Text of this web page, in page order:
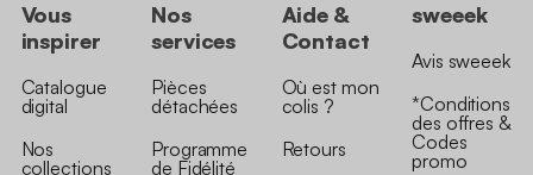
Vous
inspirer
Catalogue
digital
Nos
collections
Nos
services
Pièces
détachées
Programme
de Fidélité
Aide &
Contact
Où est mon
colis ?
Retours
sweeek
Avis sweeek
*Conditions
des offres &
Codes
promo